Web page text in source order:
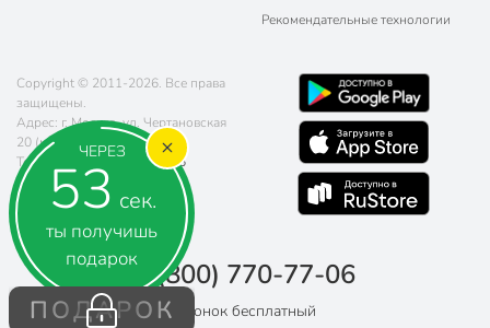
ЧЕРЕЗ
52 сек.
ты получишь
подарок
ПОДАРОК
Рекомендательные технологии
Copyright © 2011-2026. Все права
защищены.
Адрес: г. Москва, ул. Чертановская
20 (метро Южная)
Телефон:
8 (800) 770-77-06
Почта:sales@poryadok.ru
8 (800) 770-77-06
Звонок бесплатный